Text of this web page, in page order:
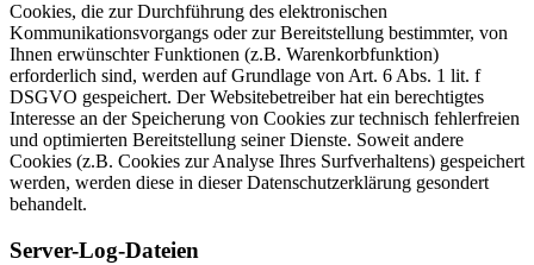
Cookies, die zur Durchführung des elektronischen
Kommunikationsvorgangs oder zur Bereitstellung bestimmter, von
Ihnen erwünschter Funktionen (z.B. Warenkorbfunktion)
erforderlich sind, werden auf Grundlage von Art. 6 Abs. 1 lit. f
DSGVO gespeichert. Der Websitebetreiber hat ein berechtigtes
Interesse an der Speicherung von Cookies zur technisch fehlerfreien
und optimierten Bereitstellung seiner Dienste. Soweit andere
Cookies (z.B. Cookies zur Analyse Ihres Surfverhaltens) gespeichert
werden, werden diese in dieser Datenschutzerklärung gesondert
behandelt.
Server-Log-Dateien